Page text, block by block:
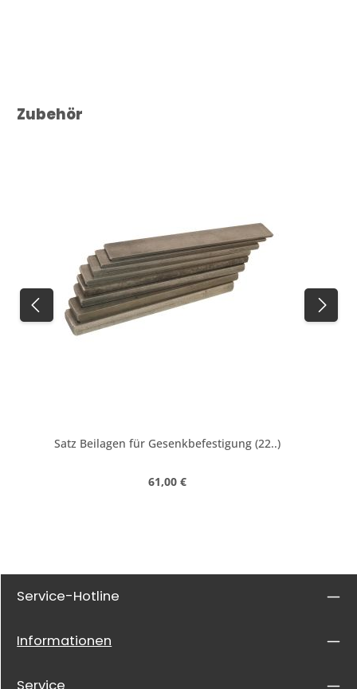
Produktgalerie überspringen
Zubehör
Satz Beilagen für Gesenkbefestigung (22..)
Regulärer Preis:
61,00 €
Service-Hotline
Informationen